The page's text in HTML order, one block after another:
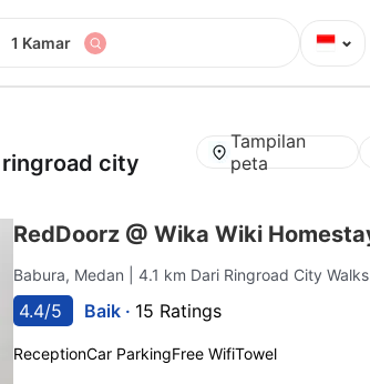
1 Kamar ⌄
ringroad city
Tampilan
peta
RedDoorz @ Wika Wiki
Babura, Medan | 4.1 km Dari Ringroad City Walks
4.4/5 Baik · 15 Ratings
ReceptionCar ParkingFree WifiTowel